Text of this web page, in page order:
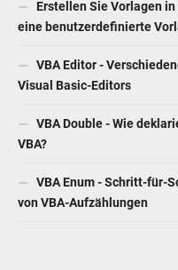
VBA Editor -
VBA Double - Wie
VBA Enum - Schritt-für-